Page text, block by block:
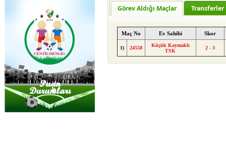
Görev Aldığı Maçlar Transferler
Maç No Ev Sahibi Skor
1) 24558
Küçük Kaymaklı
TSK
2 - 3